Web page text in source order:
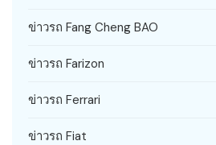
ข่าวรถ Fang Cheng BAO
ข่าวรถ Farizon
ข่าวรถ Ferrari
ข่าวรถ Fiat